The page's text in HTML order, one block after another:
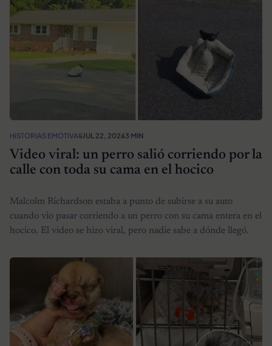
HISTORIAS EMOTIVASJUL 22, 20263 MIN
Video viral: un perro salió corriendo por la
calle con toda su cama en el hocico
Malcolm Richardson estaba a punto de subirse a su auto
cuando vio pasar corriendo a un perro con su cama entera en el
hocico. El video se hizo viral, pero nadie sabe a dónde llegó.